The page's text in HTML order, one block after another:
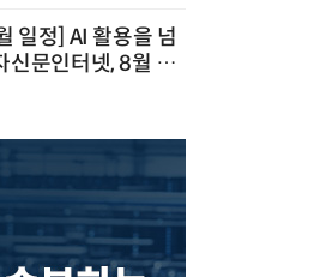
일정] AI 활용을 넘
신문인터넷, 8월 실